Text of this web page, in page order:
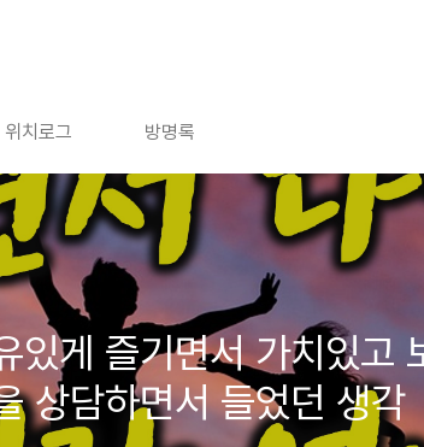
위치로그 방명록
있게 즐기면서 가치있고
상담하면서 들었던 생각